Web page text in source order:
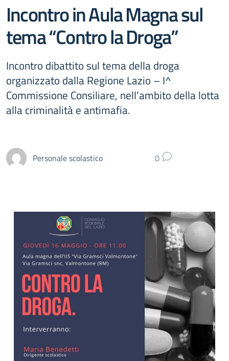
Incontro in Aula Magna sul
tema “Contro la Droga”
Incontro dibattito sul tema della droga
organizzato dalla Regione Lazio – I^
Commissione Consiliare, nell’ambito della lotta
alla criminalità e antimafia.
Personale scolastico 0